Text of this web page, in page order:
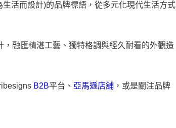
生活而設計)的品牌標語，從多元化現代生活方式
融匯精湛工藝、獨特格調與經久耐看的外觀造
B2B平台、 亞馬遜店舖 ，或是關注品牌